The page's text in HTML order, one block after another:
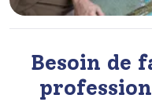
Besoin de